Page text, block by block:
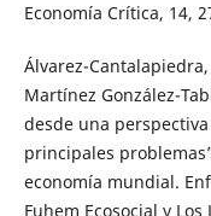
Economía Crítica, 14,
Álvarez-
Martínez González-
desde una
principales
economía mundial.
Fuhem Ecosocial y